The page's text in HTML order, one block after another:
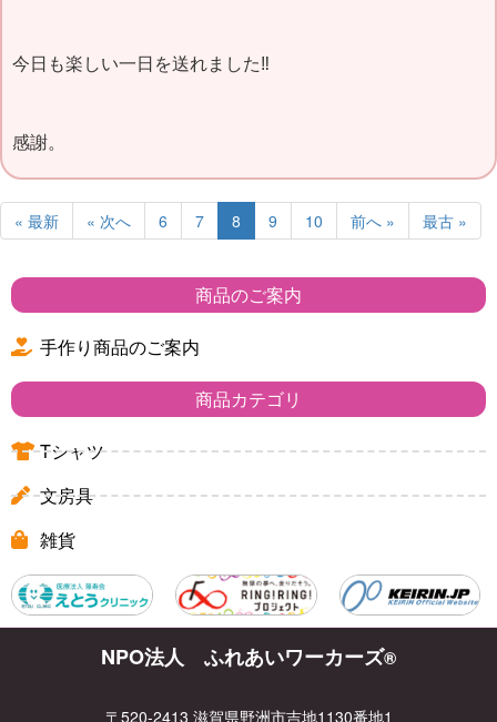
今日も楽しい一日を送れました‼
感謝。
« 最新 « 次へ 6 7 8 9 10 前へ » 最古 »
商品のご案内
手作り商品のご案内
商品カテゴリ
Tシャツ
文房具
雑貨
NPO法人 ふれあいワーカーズ®
〒520-2413 滋賀県野洲市吉地1130番地1